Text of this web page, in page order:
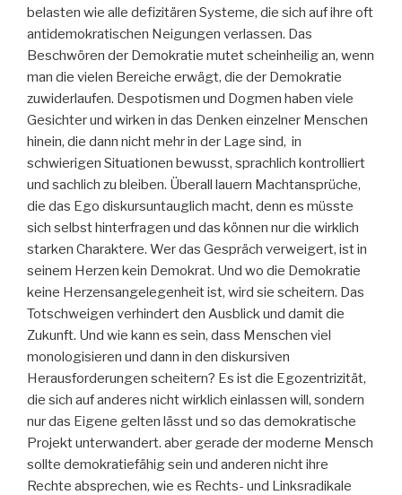
belasten wie alle defizitären Systeme, die sich auf ihre oft
antidemokratischen Neigungen verlassen. Das
Beschwören der Demokratie mutet scheinheilig an, wenn
man die vielen Bereiche erwägt, die der Demokratie
zuwiderlaufen. Despotismen und Dogmen haben viele
Gesichter und wirken in das Denken einzelner Menschen
hinein, die dann nicht mehr in der Lage sind, in
schwierigen Situationen bewusst, sprachlich kontrolliert
und sachlich zu bleiben. Überall lauern Machtansprüche,
die das Ego diskursuntauglich macht, denn es müsste
sich selbst hinterfragen und das können nur die wirklich
starken Charaktere. Wer das Gespräch verweigert, ist in
seinem Herzen kein Demokrat. Und wo die Demokratie
keine Herzensangelegenheit ist, wird sie scheitern. Das
Totschweigen verhindert den Ausblick und damit die
Zukunft. Und wie kann es sein, dass Menschen viel
monologisieren und dann in den diskursiven
Herausforderungen scheitern? Es ist die Egozentrizität,
die sich auf anderes nicht wirklich einlassen will, sondern
nur das Eigene gelten lässt und so das demokratische
Projekt unterwandert. aber gerade der moderne Mensch
sollte demokratiefähig sein und anderen nicht ihre
Rechte absprechen, wie es Rechts- und Linksradikale